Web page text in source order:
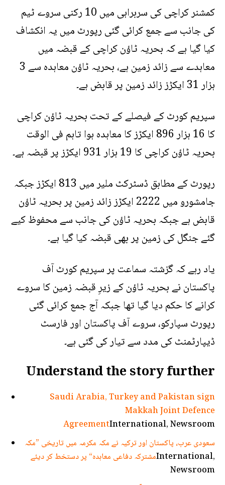
کمشنر کراچی کی سربراہی میں 10 رکنی سروے ٹیم
کی جانب سے جمع کرائی گئی رپورٹ میں یہ انکشاف
کیا گیا ہے کہ بحریہ ٹاؤن کراچی کے قبضہ میں
معاہدے سے زائد زمین ہے، بحریہ ٹاؤن معاہدہ سے 3
ہزار 31 ایکڑز زائد زمین پر قابض ہے۔
سپریم کورٹ کے فیصلے کے تحت بحریہ ٹاؤن کراچی
کا 16 ہزار 896 ایکڑز کا معاہدہ ہوا تاہم فی الوقت
بحریہ ٹاؤن کراچی کا 19 ہزار 931 ایکڑز پر قبضہ ہے۔
رپورٹ کے مطابق ڈسٹرکٹ ملیر میں 813 ایکڑز جبکہ
جامشورو میں 2222 ایکڑز زائد زمین پر بحریہ ٹاؤن
قابض ہے جبکہ بحریہ ٹاؤن کی جانب سے محفوظ کیے
گئے جنگل کی زمین پر بھی قبضہ کیا گیا ہے۔
یاد رہے کہ گزشتہ سماعت پر سپریم کورٹ آف
پاکستان نے بحریہ ٹاؤن کے زیرِ قبضہ زمین کا سروے
کرانے کا حکم دیا گیا تھا جبکہ آج جمع کرائی گئی
رپورٹ سپارکو، سروے آف پاکستان اور فارسٹ
ڈیپارٹمنٹ کی مدد سے تیار کی گئی ہے۔
Understand the story further
Saudi Arabia, Turkey and Pakistan sign
Makkah Joint Defence
AgreementInternational, Newsroom
سعودی عرب، پاکستان اور ترکیہ نے مکہ مکرمہ میں تاریخی ”مکہ
مشترکہ دفاعی معاہدہ“ پر دستخط کر دیئےInternational,
Newsroom